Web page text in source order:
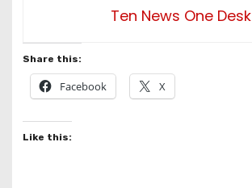
Ten News One Desk
Share this:
Facebook X
Like this: